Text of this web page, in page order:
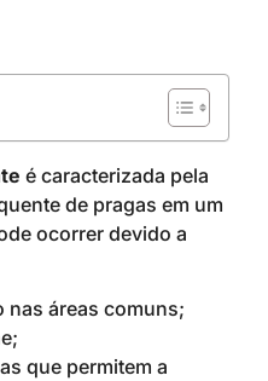
é caracterizada pela
de pragas em um
ocorrer devido a
nas áreas comuns;
que permitem a